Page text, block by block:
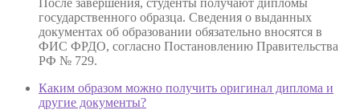
После завершения, студенты получают дипломы
государственного образца. Сведения о выданных
документах об образовании обязательно вносятся в
ФИС ФРДО, согласно Постановлению Правительства
РФ № 729.
Каким образом можно получить оригинал диплома и
другие документы?